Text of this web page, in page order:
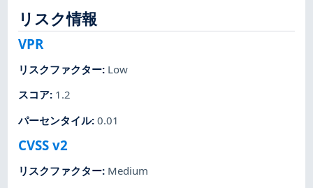
リスク情報
VPR
リスクファクター: Low
スコア: 1.2
パーセンタイル:0.01
CVSS v2
リスクファクター: Medium